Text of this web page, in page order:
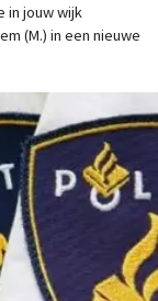
in jouw wijk
(M.) in een nieuwe